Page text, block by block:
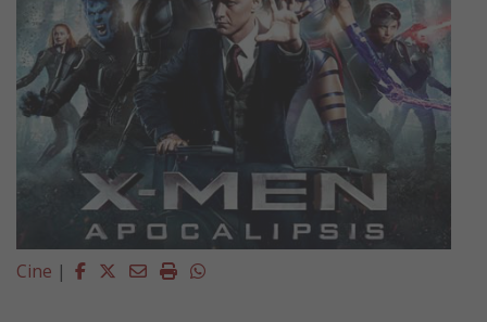
Cine | Facebook
Twitter
EmailImprimirWhatsapp